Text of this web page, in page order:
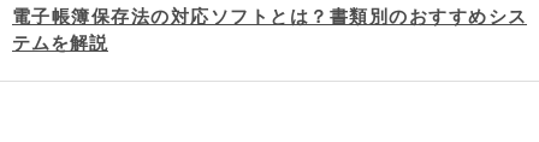
電子帳簿保存法の対応ソフトとは？書類別のおすすめシス
テムを解説